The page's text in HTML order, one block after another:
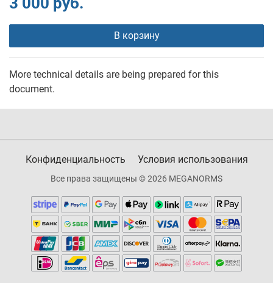
В корзину
More technical details are being prepared for this
document.
Конфиденциальность Условия использования
Все права защищены © 2026 MEGANORMS